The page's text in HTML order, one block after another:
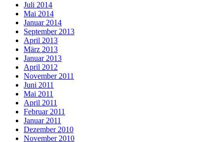
Juli 2014
Mai 2014
Januar 2014
September 2013
April 2013
März 2013
Januar 2013
April 2012
November 2011
Juni 2011
Mai 2011
April 2011
Februar 2011
Januar 2011
Dezember 2010
November 2010